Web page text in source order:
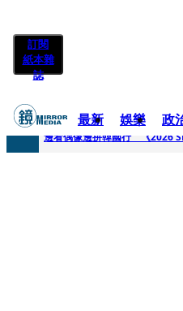
訂閱
紙本雜
誌
最新 娛樂 政
快訊